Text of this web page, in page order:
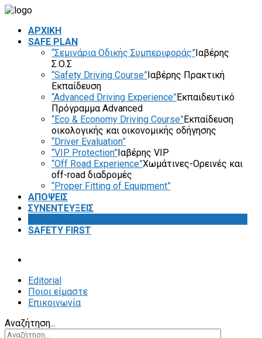
ΑΡΧΙΚΗ
SAFE PLAN
“Σεμινάρια Οδικής Συμπεριφοράς”Ιαβέρης
Σ.Ο.Σ
“Safety Driving Course”Ιαβέρης Πρακτική
Εκπαίδευση
“Advanced Driving Experience”Εκπαιδευτικό
Πρόγραμμα Advanced
“Eco & Economy Driving Course”Εκπαίδευση
οικολογικής και οικονομικής οδήγησης
“Driver Evaluation”
“VIP Protection”Ιαβέρης VIP
“Off Road Experience”Χωμάτινες-Ορεινές και
off-road διαδρομές
“Proper Fitting of Equipment”
ΑΠΟΨΕΙΣ
ΣΥΝΕΝΤΕΥΞΕΙΣ
SAFETY FIRST
Editorial
Ποιοι είμαστε
Επικοινωνία
Αναζήτηση...